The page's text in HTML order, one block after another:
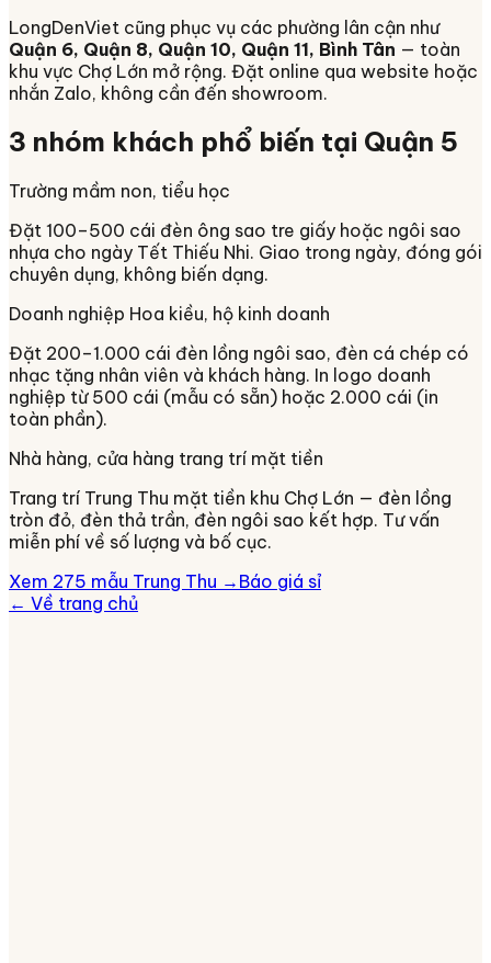
LongDenViet cũng phục vụ các phường lân cận như
Quận 6, Quận 8, Quận 10, Quận 11, Bình Tân — toàn
khu vực Chợ Lớn mở rộng. Đặt online qua website hoặc
nhắn Zalo, không cần đến showroom.
3 nhóm khách phổ biến tại Quận 5
Trường mầm non, tiểu học
Đặt 100–500 cái đèn ông sao tre giấy hoặc ngôi sao
nhựa cho ngày Tết Thiếu Nhi. Giao trong ngày, đóng gói
chuyên dụng, không biến dạng.
Doanh nghiệp Hoa kiều, hộ kinh doanh
Đặt 200–1.000 cái đèn lồng ngôi sao, đèn cá chép có
nhạc tặng nhân viên và khách hàng. In logo doanh
nghiệp từ 500 cái (mẫu có sẵn) hoặc 2.000 cái (in
toàn phần).
Nhà hàng, cửa hàng trang trí mặt tiền
Trang trí Trung Thu mặt tiền khu Chợ Lớn — đèn lồng
tròn đỏ, đèn thả trần, đèn ngôi sao kết hợp. Tư vấn
miễn phí về số lượng và bố cục.
Xem 275 mẫu Trung Thu → Báo giá sỉ
← Về trang chủ